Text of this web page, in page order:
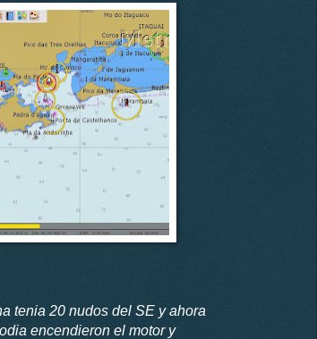
tenia 20 nudos del SE y ahora
encendieron el motor y